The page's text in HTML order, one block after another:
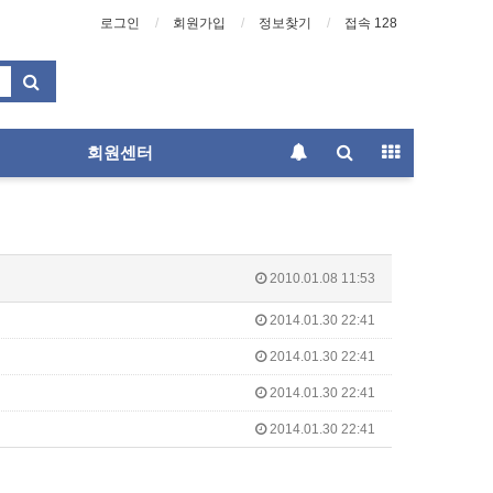
로그인 회원가입 정보찾기 접속 128
회원센터
2010.01.08 11:53
2014.01.30 22:41
2014.01.30 22:41
2014.01.30 22:41
2014.01.30 22:41